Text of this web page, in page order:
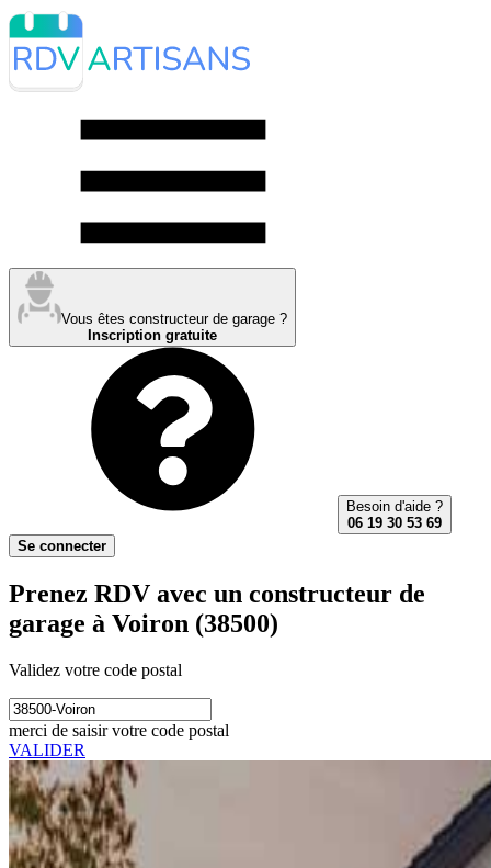
Vous êtes constructeur de garage ?
Inscription gratuite
Besoin d'aide ?
06 19 30 53 69
Se connecter
Prenez RDV avec un constructeur de
garage à Voiron (38500)
Validez votre code postal
merci de saisir votre code postal
VALIDER